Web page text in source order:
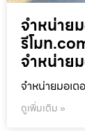
จำหน่าย
รีโมท
จำหน่าย
จำหน่ายมอเต
ดูเพิ่มเติม »